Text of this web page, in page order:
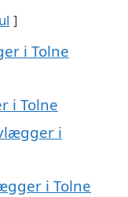
i Tolne
i Tolne
i
i Tolne